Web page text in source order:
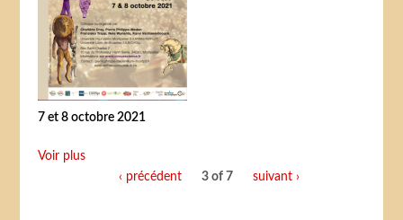
7 et 8 octobre 2021
Voir plus
‹ précédent
3 of 7 suivant ›